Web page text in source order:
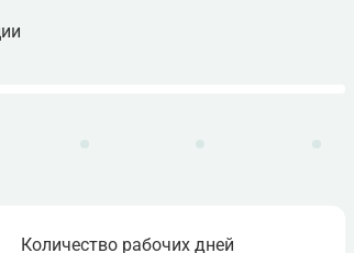
Количество рабочих дней